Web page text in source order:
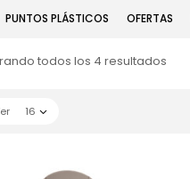
PUNTOS PLÁSTICOS OFERTAS
todos los 4 resultados
16